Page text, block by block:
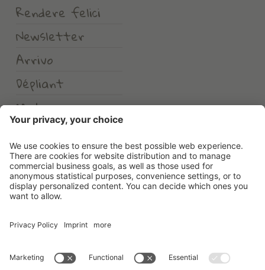
Rendere felici
Newsletter
Arrivo
Dépliant
Meteo
Erlebnishotel Waltershof